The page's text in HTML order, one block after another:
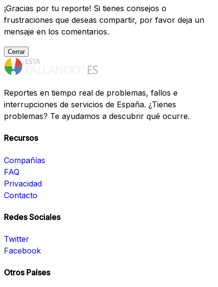
¡Gracias por tu reporte! Si tienes consejos o
frustraciones que deseas compartir, por favor deja un
mensaje en los comentarios.
Cerrar
Reportes en tiempo real de problemas, fallos e
interrupciones de servicios de España. ¿Tienes
problemas? Te ayudamos a descubrir qué ocurre.
Recursos
Compañías
FAQ
Privacidad
Contacto
Redes Sociales
Twitter
Facebook
Otros Países